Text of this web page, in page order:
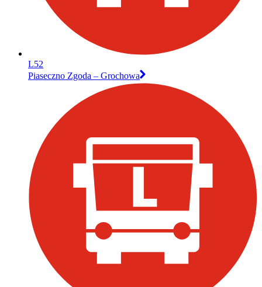
L52
Piaseczno Zgoda – Grochowa